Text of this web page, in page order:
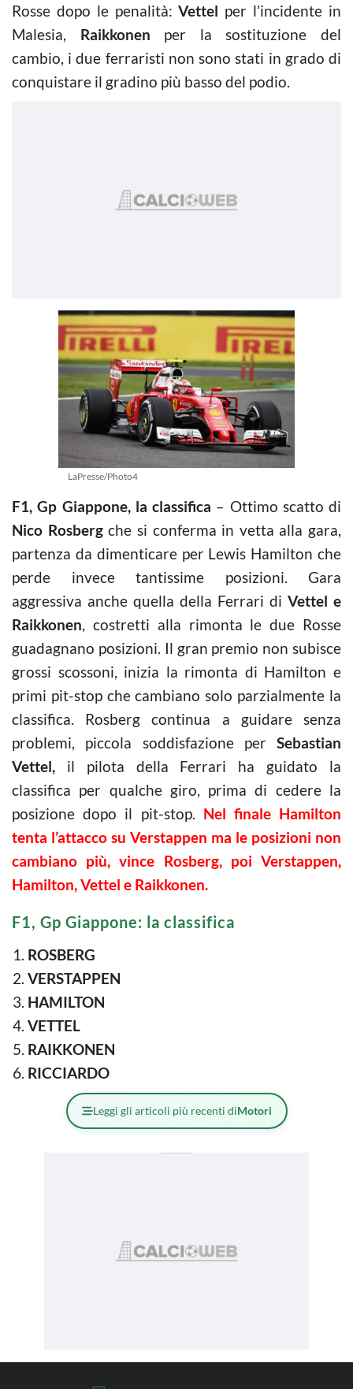
Rosse dopo le penalità:Vettel per l’incidente in
Malesia, Raikkonen per la sostituzione del
cambio, i due ferraristi non sono stati in grado di
conquistare il gradino più basso del podio.
LaPresse/Photo4
F1, Gp Giappone, la classifica – Ottimo scatto di
Nico Rosbergche si conferma in vetta alla gara,
partenza da dimenticare per Lewis Hamilton che
perde invece tantissime posizioni. Gara
aggressiva anche quella della Ferrari di Vettel e
Raikkonen, costretti alla rimonta le due Rosse
guadagnano posizioni. Il gran premio non subisce
grossi scossoni, inizia la rimonta di Hamilton e
primi pit-stop che cambiano solo parzialmente la
classifica. Rosberg continua a guidare senza
problemi, piccola soddisfazione per Sebastian
Vettel, il pilota della Ferrari ha guidato la
classifica per qualche giro, prima di cedere la
posizione dopo il pit-stop. Nel finale Hamilton
tenta l’attacco su Verstappen ma le posizioni non
cambiano più, vince Rosberg, poi Verstappen,
Hamilton, Vettel e Raikkonen.
F1, Gp Giappone: la classifica
ROSBERG
VERSTAPPEN
HAMILTON
VETTEL
RAIKKONEN
RICCIARDO
Leggi gli articoli più recenti diMotori